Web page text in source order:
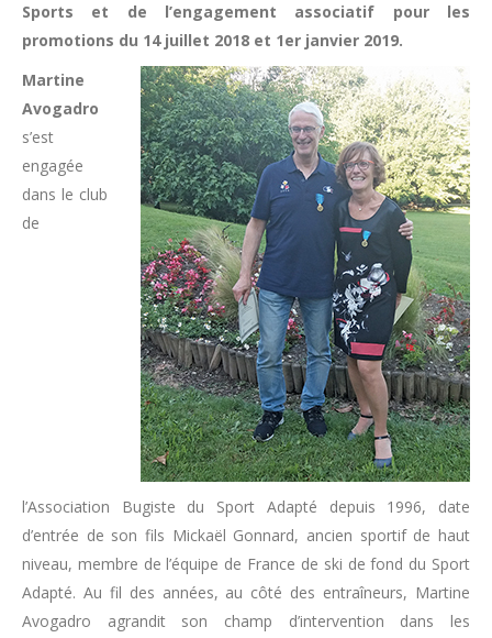
Sports et de l’engagement associatif pour les
promotions du 14 juillet 2018 et 1er janvier 2019.
Martine
Avogadro
s’est
engagée
dans le club
de
l’Association Bugiste du Sport Adapté depuis 1996, date
d’entrée de son fils Mickaël Gonnard, ancien sportif de haut
niveau, membre de l’équipe de France de ski de fond du Sport
Adapté. Au fil des années, au côté des entraîneurs, Martine
Avogadro agrandit son champ d’intervention dans les